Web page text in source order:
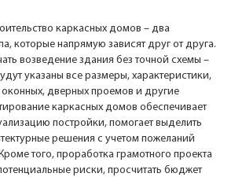
каркасных домов – два
которые напрямую зависят друг от друга.
возведение здания без точной схемы –
указаны все размеры, характеристики,
дверных проемов и другие
каркасных домов обеспечивает
постройки, помогает выделить
решения с учетом пожеланий
того, проработка грамотного проекта
риски, просчитать бюджет